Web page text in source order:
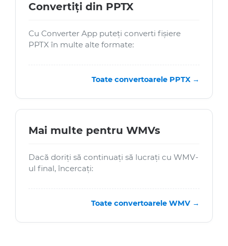
Convertiți din PPTX
Cu Converter App puteți converti fișiere
PPTX în multe alte formate:
Toate convertoarele PPTX →
Mai multe pentru WMVs
Dacă doriți să continuați să lucrați cu WMV-
ul final, încercați:
Toate convertoarele WMV →